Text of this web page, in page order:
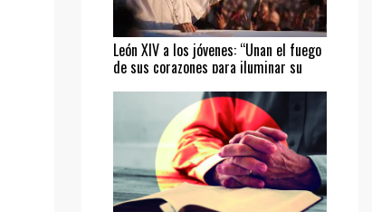
León XIV a los jóvenes: “Unan el fuego
de sus corazones para iluminar su